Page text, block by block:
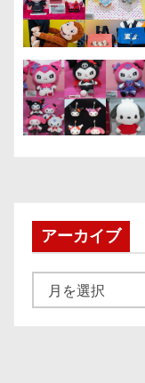
アーカイブ
ー